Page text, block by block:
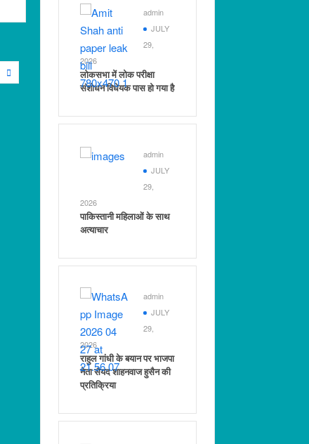
admin
JULY
29,
2026
लोकसभा में लोक परीक्षा
संशोधन विधेयक पास हो गया है
admin
JULY
29,
2026
पाकिस्तानी महिलाओं के साथ
अत्याचार
admin
JULY
29,
2026
राहुल गांधी के बयान पर भाजपा
नेता सैयद शाहनवाज हुसैन की
प्रतिक्रिया